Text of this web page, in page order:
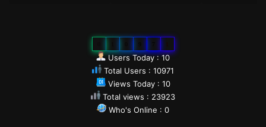
Users Today : 10
Total Users : 10971
Views Today : 10
Total views : 23923
Who's Online : 0